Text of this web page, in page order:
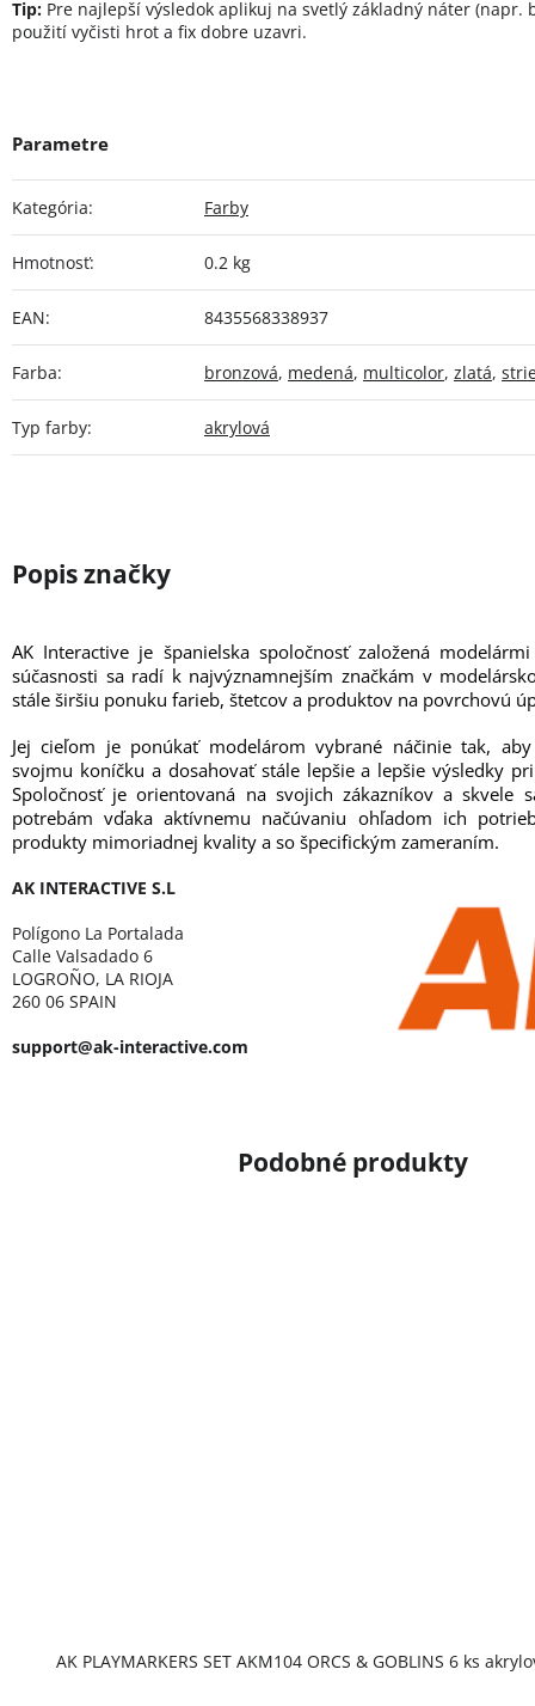
Tip: Pre najlepší výsledok aplikuj na svetlý základný náter (napr.
použití vyčisti hrot a fix dobre uzavri.
Kategória: Farby
Hmotnosť: 0.2 kg
EAN: 8435568338937
Farba: bronzová, medená, multicolor, zlatá,
Typ farby: akrylová
AK PLAYMARKERS SET AKM104 ORCS & GOBLINS 6 ks
AK Interactive je španielska spoločnosť založená
súčasnosti sa radí k najvýznamnejším značkám v
stále širšiu ponuku farieb, štetcov a produktov na povrchovú
Jej cieľom je ponúkať modelárom vybrané náčinie tak,
svojmu koníčku a dosahovať stále lepšie a lepšie výsledky
Spoločnosť je orientovaná na svojich zákazníkov a skvele
potrebám vďaka aktívnemu načúvaniu ohľadom ich
produkty mimoriadnej kvality a so špecifickým zameraním.
AK INTERACTIVE S.L
Polígono La Portalada
Calle Valsadado 6
LOGROÑO, LA RIOJA
260 06 SPAIN
support@ak-interactive.com